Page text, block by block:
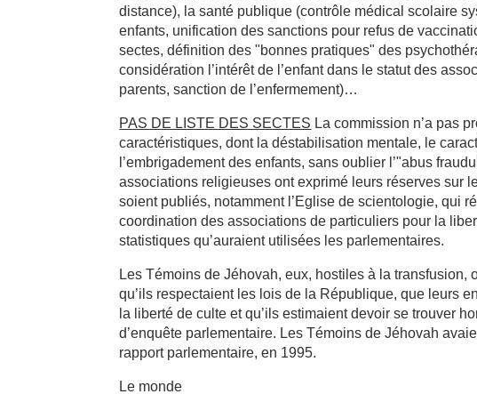
distance), la santé publique (contrôle médical scolaire
enfants, unification des sanctions pour refus de
sectes, définition des "bonnes pratiques" des
considération l’intérêt de l’enfant dans le statut des
parents, sanction de l’enfermement)…
PAS DE LISTE DES SECTES La commission n’a pas
caractéristiques, dont la déstabilisation mentale, le
l’embrigadement des enfants, sans oublier l’"abus
associations religieuses ont exprimé leurs réserves sur
soient publiés, notamment l’Eglise de scientologie, qui
coordination des associations de particuliers pour la
statistiques qu’auraient utilisées les parlementaires.
Les Témoins de Jéhovah, eux, hostiles à la
qu’ils respectaient les lois de la République, que leurs
la liberté de culte et qu’ils estimaient devoir se trouver
d’enquête parlementaire. Les Témoins de Jéhovah
rapport parlementaire, en 1995.
Le monde